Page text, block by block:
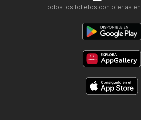
Todos los folletos con ofertas